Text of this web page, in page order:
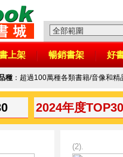
上架 暢銷書架 好
種 ：超過100萬種各類書籍/音像和
2024年度TOP30
(2).